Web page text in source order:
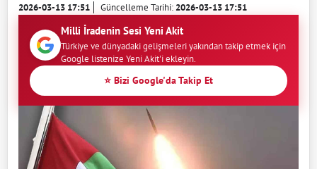
2026-03-13 17:51 Güncelleme Tarihi:2026-03-13 17:51
Milli İradenin Sesi Yeni Akit
Türkiye ve dünyadaki gelişmeleri yakından takip etmek için
Google listenize Yeni Akit'i ekleyin.
⭐ Bizi Google'da Takip Et